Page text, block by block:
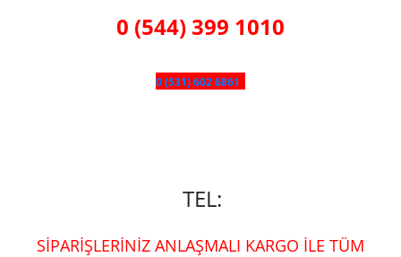
0 (544) 399 1010
0 (531) 602 6861
TEL:
SİPARİŞLERİNİZ ANLAŞMALI KARGO İLE TÜM